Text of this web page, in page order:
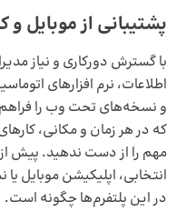
پشتیبانی از موبایل
با گسترش دورکاری و نیاز
اطلاعات، نرم‌ افزارهای
و نسخه‌های تحت وب را فراهم
که در هر زمان و مکانی،
مهم را از دست ندهید. پیش از
انتخابی، اپلیکیشن موبایل
در این پلتفرم‌ها چگونه است.